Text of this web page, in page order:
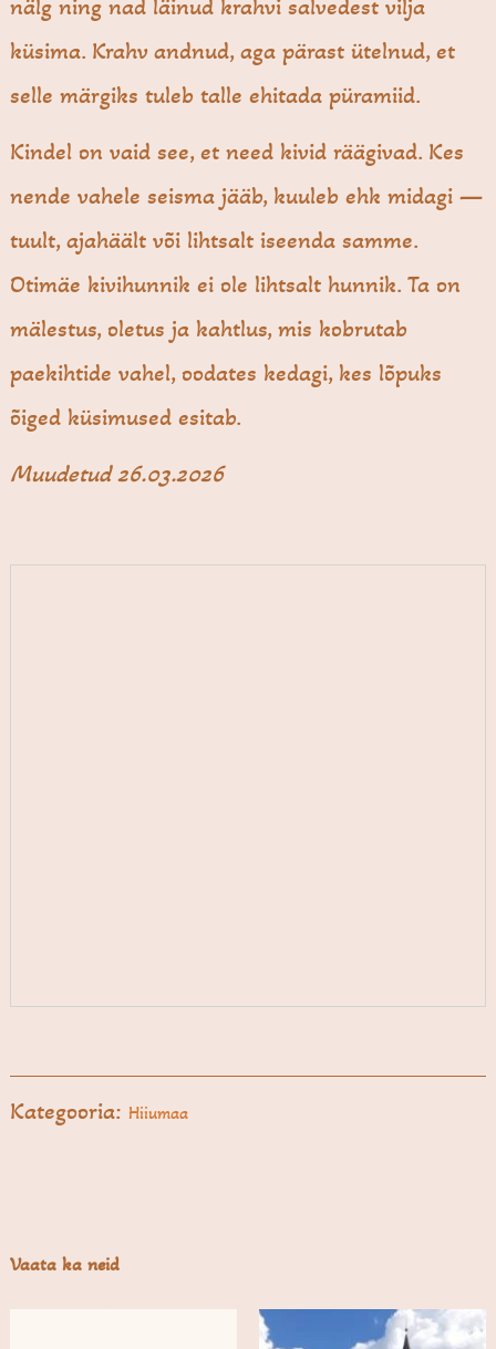
nälg ning nad läinud krahvi salvedest vilja
küsima. Krahv andnud, aga pärast ütelnud, et
selle märgiks tuleb talle ehitada püramiid.
Kindel on vaid see, et need kivid räägivad. Kes
nende vahele seisma jääb, kuuleb ehk midagi —
tuult, ajahäält või lihtsalt iseenda samme.
Otimäe kivihunnik ei ole lihtsalt hunnik. Ta on
mälestus, oletus ja kahtlus, mis kobrutab
paekihtide vahel, oodates kedagi, kes lõpuks
õiged küsimused esitab.
Muudetud 26.03.2026
Kategooria: Hiiumaa
Vaata ka neid